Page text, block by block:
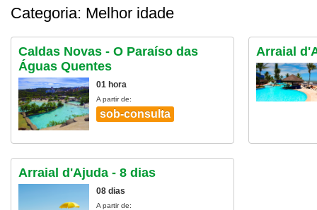
Categoria: Melhor idade
Caldas Novas - O Paraíso das
Águas Quentes
01 hora
A partir de:
sob-consulta
Arraial
Arraial d'Ajuda - 8 dias
08 dias
A partir de: